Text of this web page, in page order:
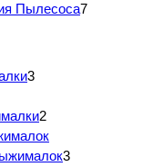
Пылесоса7
3
2
3